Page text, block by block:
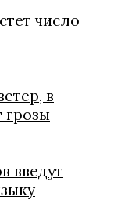
число
в
грозы
введут